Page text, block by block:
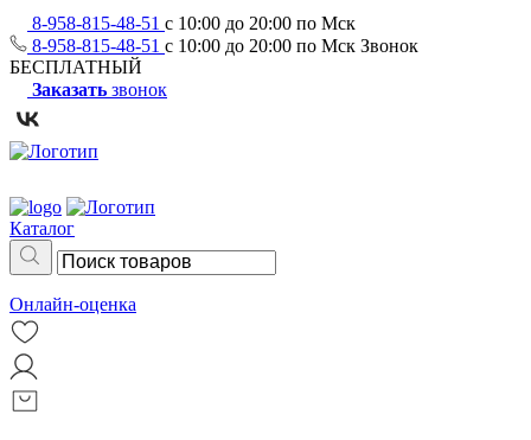
8-958-815-48-51 с 10:00 до 20:00 по Мск
8-958-815-48-51 с 10:00 до 20:00 по Мск Звонок
БЕСПЛАТНЫЙ
Заказать звонок
Каталог
Онлайн-оценка